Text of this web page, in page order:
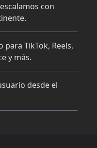
con
TikTok, Reels,
y más.
desde el